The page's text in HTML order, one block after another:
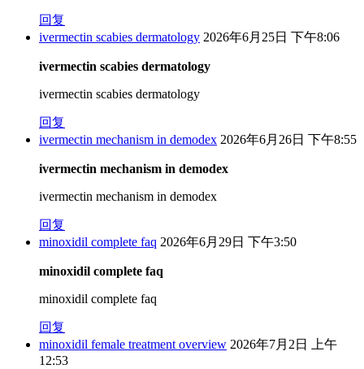
回复
ivermectin scabies dermatology 2026年6月25日 下午8:06
ivermectin scabies dermatology
ivermectin scabies dermatology
回复
ivermectin mechanism in demodex 2026年6月26日 下午8:55
ivermectin mechanism in demodex
ivermectin mechanism in demodex
回复
minoxidil complete faq 2026年6月29日 下午3:50
minoxidil complete faq
minoxidil complete faq
回复
minoxidil female treatment overview 2026年7月2日 上午
12:53